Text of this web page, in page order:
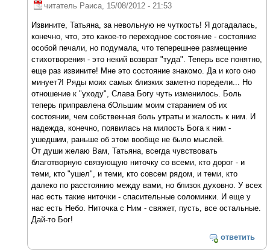
читатель Раиса , 15/08/2012 - 21:53
Извините, Татьяна, за невольную не чуткость! Я догадалась,
конечно, что, это какое-то переходное состояние - состояние
особой печали, но подумала, что теперешнее размещение
стихотворения - это некий возврат "туда". Теперь все понятно,
еще раз извините! Мне это состояние знакомо. Да и кого оно
минует?! Ряды моих самых близких заметно поредели... Но
отношение к "уходу", Слава Богу чуть изменилось. Боль
теперь приправлена бОльшим моим старанием об их
состоянии, чем собственная боль утраты и жалость к ним. И
надежда, конечно, появилась на милость Бога к ним -
ушедшим, раньше об этом вообще не было мыслей.
От души желаю Вам, Татьяна, всегда чувствовать
благотворную связующую ниточку со всеми, кто дорог - и
теми, кто "ушел", и теми, кто совсем рядом, и теми, кто
далеко по расстоянию между вами, но близок духовно. У всех
нас есть такие ниточки - спасительные соломинки. И еще у
нас есть Небо. Ниточка с Ним - свяжет, пусть, все остальные.
Дай-то Бог!
ответить